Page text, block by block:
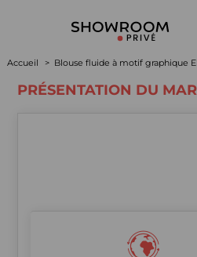
Accueil Blouse fluide à motif graphique
PRÉSENTATION DU